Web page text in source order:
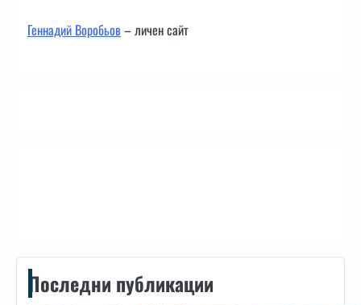
Геннадий Воробьов– личен сайт
Последни публикации